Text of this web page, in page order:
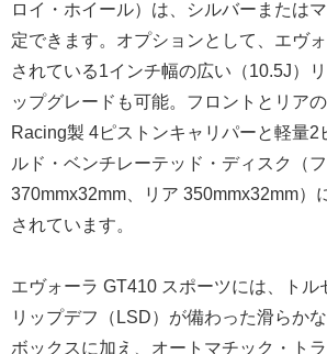
ロイ・ホイール）は、シルバーまたは
定できます。オプションとして、エヴ
されている1インチ幅の広い（10.5J）
ップグレードも可能。フロントとリア
Racing製 4ピストンキャリパーと軽量2
ルド・ベンチレーテッド・ディスク（
370mmx32mm、リア 350mmx32mm）
されています。
エヴォーラ GT410 スポーツには、トル
リップデフ（LSD）が備わった滑らか
ボックスに加え、オートマチック・ト